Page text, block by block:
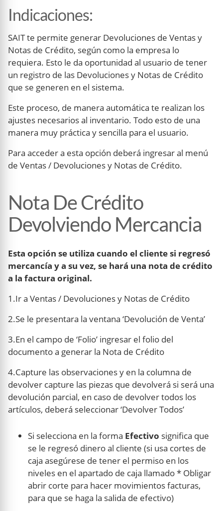
Indicaciones:
SAIT te permite generar Devoluciones de Ventas y
Notas de Crédito, según como la empresa lo
requiera. Esto le da oportunidad al usuario de tener
un registro de las Devoluciones y Notas de Crédito
que se generen en el sistema.
Este proceso, de manera automática te realizan los
ajustes necesarios al inventario. Todo esto de una
manera muy práctica y sencilla para el usuario.
Para acceder a esta opción deberá ingresar al menú
de Ventas / Devoluciones y Notas de Crédito.
Nota De Crédito
Devolviendo Mercancia
Esta opción se utiliza cuando el cliente si regresó
mercancía y a su vez, se hará una nota de crédito
a la factura original.
1.Ir a Ventas / Devoluciones y Notas de Crédito
2.Se le presentara la ventana ‘Devolución de Venta’
3.En el campo de ‘Folio’ ingresar el folio del
documento a generar la Nota de Crédito
4.Capture las observaciones y en la columna de
devolver capture las piezas que devolverá si será una
devolución parcial, en caso de devolver todos los
artículos, deberá seleccionar ‘Devolver Todos’
Si selecciona en la forma Efectivo significa que
se le regresó dinero al cliente (si usa cortes de
caja asegúrese de tener el permiso en los
niveles en el apartado de caja llamado * Obligar
abrir corte para hacer movimientos facturas,
para que se haga la salida de efectivo)